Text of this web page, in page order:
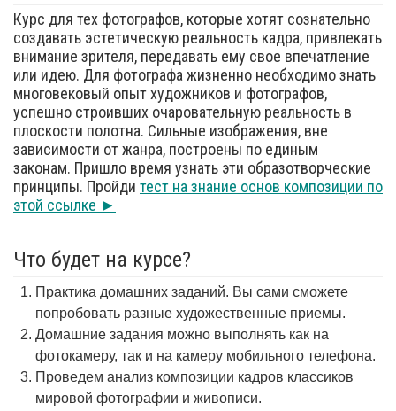
Курс для тех фотографов, которые хотят сознательно
создавать эстетическую реальность кадра, привлекать
внимание зрителя, передавать ему свое впечатление
или идею. Для фотографа жизненно необходимо знать
многовековый опыт художников и фотографов,
успешно строивших очаровательную реальность в
плоскости полотна. Сильные изображения, вне
зависимости от жанра, построены по единым
законам. Пришло время узнать эти образотворческие
принципы. Пройди тест на знание основ композиции по
этой ссылке ►
Что будет на курсе?
Практика домашних заданий. Вы сами сможете
попробовать разные художественные приемы.
Домашние задания можно выполнять как на
фотокамеру, так и на камеру мобильного телефона.
Проведем анализ композиции кадров классиков
мировой фотографии и живописи.